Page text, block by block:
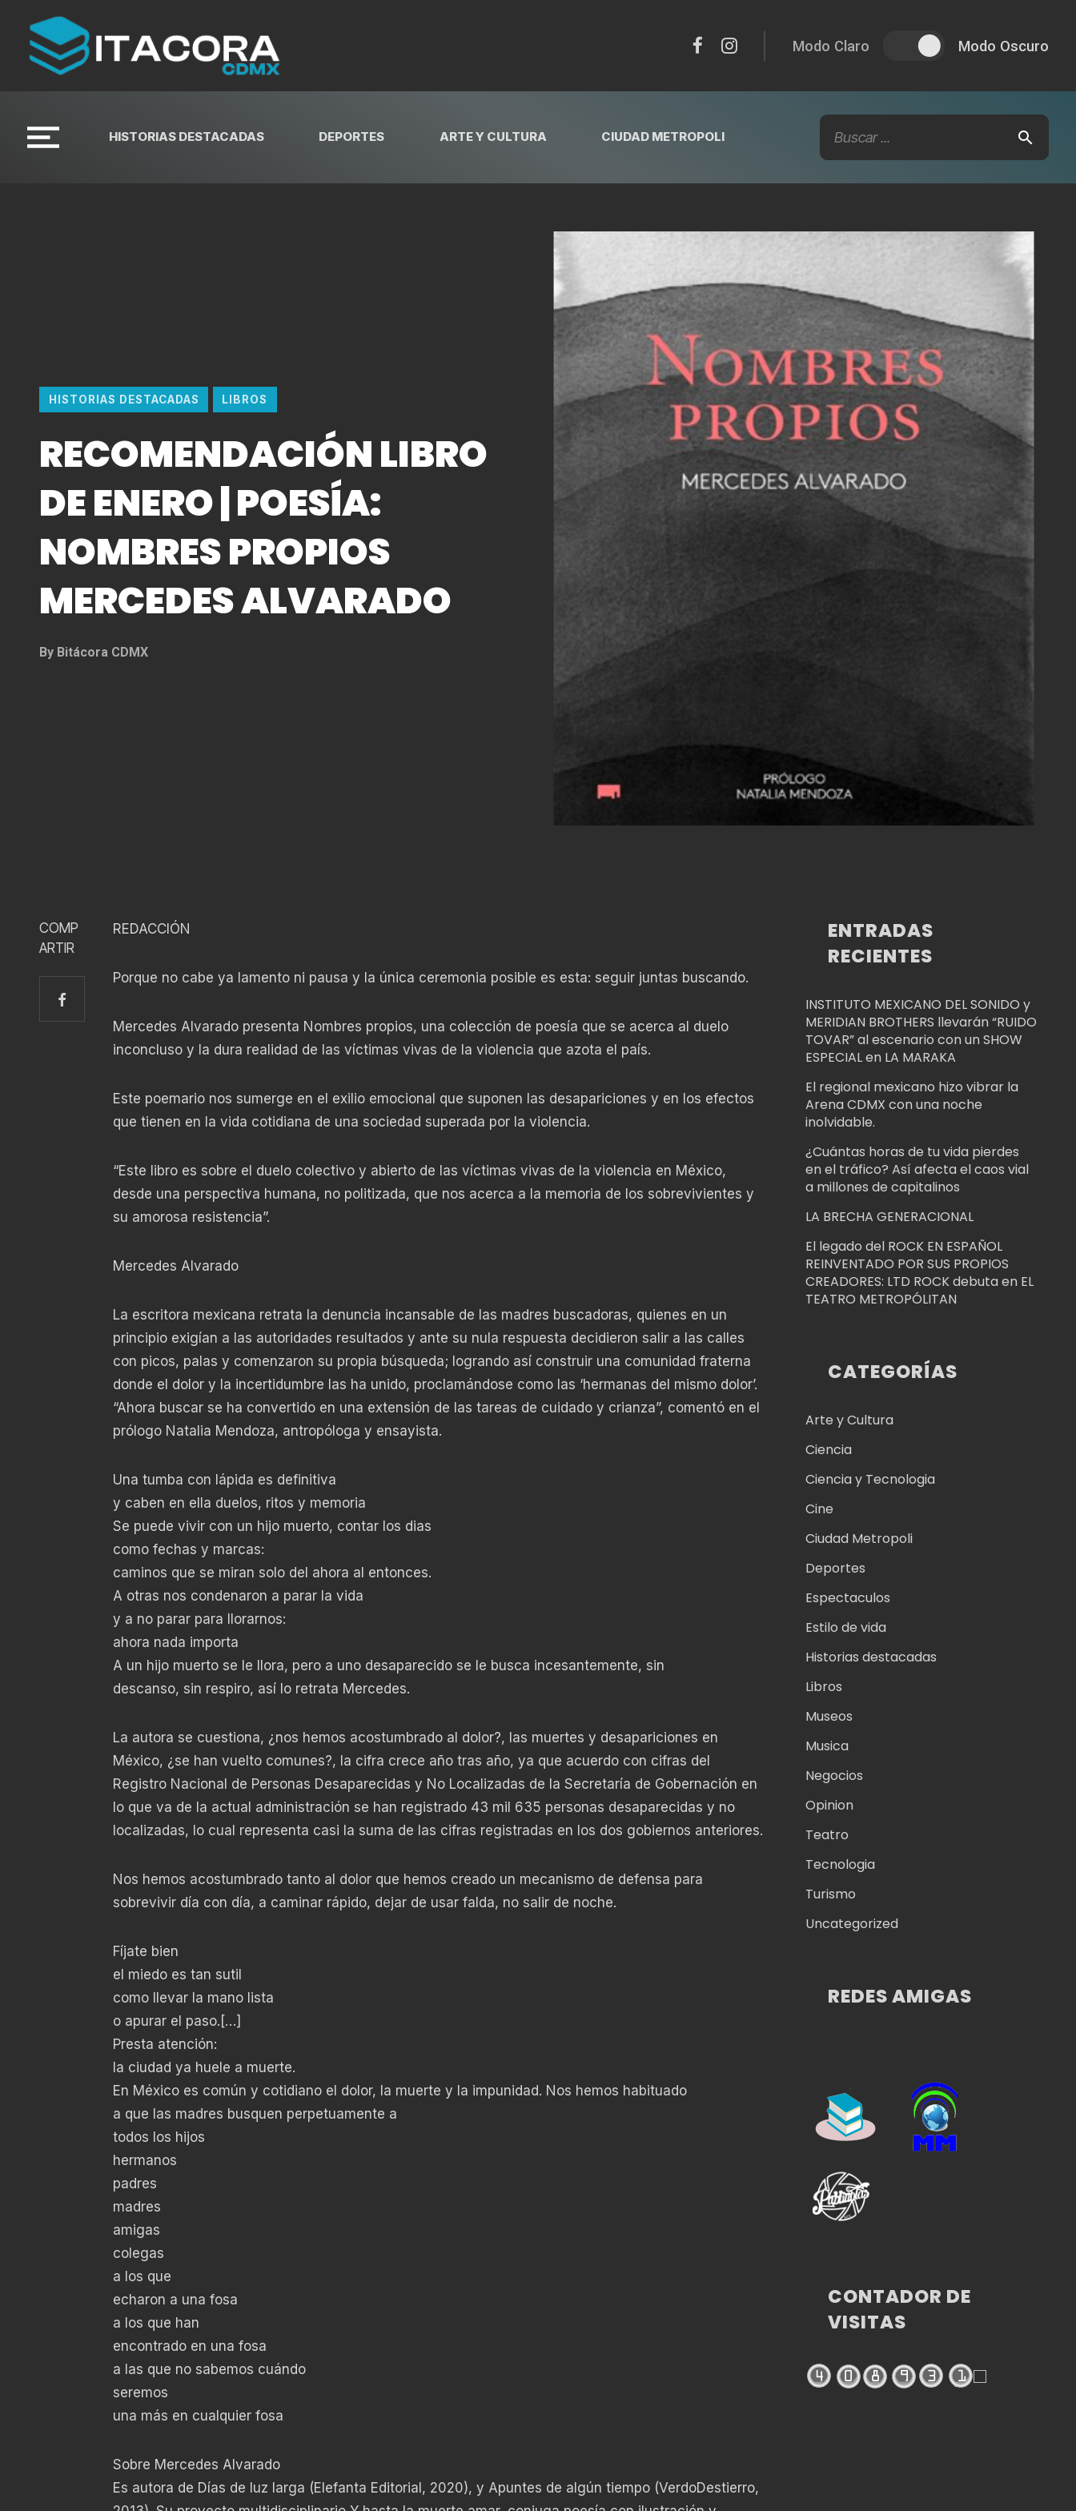
Modo Claro Modo Oscuro
HISTORIAS DESTACADAS DEPORTES ARTE Y CULTURA CIUDAD METROPOLI
HISTORIAS DESTACADAS LIBROS
RECOMENDACIÓN LIBRO
DE ENERO | POESÍA:
NOMBRES PROPIOS
MERCEDES ALVARADO
By Bitácora CDMX
COMP
ARTIR
REDACCIÓN
Porque no cabe ya lamento ni pausa y la única ceremonia posible es esta: seguir juntas buscando.
Mercedes Alvarado presenta Nombres propios, una colección de poesía que se acerca al duelo
inconcluso y la dura realidad de las víctimas vivas de la violencia que azota el país.
Este poemario nos sumerge en el exilio emocional que suponen las desapariciones y en los efectos
que tienen en la vida cotidiana de una sociedad superada por la violencia.
“Este libro es sobre el duelo colectivo y abierto de las víctimas vivas de la violencia en México,
desde una perspectiva humana, no politizada, que nos acerca a la memoria de los sobrevivientes y
su amorosa resistencia”.
Mercedes Alvarado
La escritora mexicana retrata la denuncia incansable de las madres buscadoras, quienes en un
principio exigían a las autoridades resultados y ante su nula respuesta decidieron salir a las calles
con picos, palas y comenzaron su propia búsqueda; logrando así construir una comunidad fraterna
donde el dolor y la incertidumbre las ha unido, proclamándose como las ‘hermanas del mismo dolor’.
“Ahora buscar se ha convertido en una extensión de las tareas de cuidado y crianza”, comentó en el
prólogo Natalia Mendoza, antropóloga y ensayista.
Una tumba con lápida es definitiva
y caben en ella duelos, ritos y memoria
Se puede vivir con un hijo muerto, contar los dias
como fechas y marcas:
caminos que se miran solo del ahora al entonces.
A otras nos condenaron a parar la vida
y a no parar para llorarnos:
ahora nada importa
A un hijo muerto se le llora, pero a uno desaparecido se le busca incesantemente, sin
descanso, sin respiro, así lo retrata Mercedes.
La autora se cuestiona, ¿nos hemos acostumbrado al dolor?, las muertes y desapariciones en
México, ¿se han vuelto comunes?, la cifra crece año tras año, ya que acuerdo con cifras del
Registro Nacional de Personas Desaparecidas y No Localizadas de la Secretaría de Gobernación en
lo que va de la actual administración se han registrado 43 mil 635 personas desaparecidas y no
localizadas, lo cual representa casi la suma de las cifras registradas en los dos gobiernos anteriores.
Nos hemos acostumbrado tanto al dolor que hemos creado un mecanismo de defensa para
sobrevivir día con día, a caminar rápido, dejar de usar falda, no salir de noche.
Fíjate bien
el miedo es tan sutil
como llevar la mano lista
o apurar el paso.[…]
Presta atención:
la ciudad ya huele a muerte.
En México es común y cotidiano el dolor, la muerte y la impunidad. Nos hemos habituado
a que las madres busquen perpetuamente a
todos los hijos
hermanos
padres
madres
amigas
colegas
a los que
echaron a una fosa
a los que han
encontrado en una fosa
a las que no sabemos cuándo
seremos
una más en cualquier fosa
Sobre Mercedes Alvarado
Es autora de Días de luz larga (Elefanta Editorial, 2020), y Apuntes de algún tiempo (VerdoDestierro,
ENTRADAS
RECIENTES
INSTITUTO MEXICANO DEL SONIDO y
MERIDIAN BROTHERS llevarán “RUIDO
TOVAR” al escenario con un SHOW
ESPECIAL en LA MARAKA
El regional mexicano hizo vibrar la
Arena CDMX con una noche
inolvidable.
¿Cuántas horas de tu vida pierdes
en el tráfico? Así afecta el caos vial
a millones de capitalinos
LA BRECHA GENERACIONAL
El legado del ROCK EN ESPAÑOL
REINVENTADO POR SUS PROPIOS
CREADORES: LTD ROCK debuta en EL
TEATRO METROPÓLITAN
CATEGORÍAS
Arte y Cultura
Ciencia
Ciencia y Tecnologia
Cine
Ciudad Metropoli
Deportes
Espectaculos
Estilo de vida
Historias destacadas
Libros
Museos
Musica
Negocios
Opinion
Teatro
Tecnologia
Turismo
Uncategorized
REDES AMIGAS
CONTADOR DE
VISITAS